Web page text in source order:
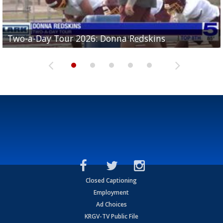
Two-a-Day Tour 2026: Donna Redskins
Two-a-Day Tour 2026: Brownsville Pace Vikings
Two-a-Day Tour 2026: La Joya Coyotes
Two-a-Day Tour 2026: Rio Hondo Bobcats
Two-a-Day Tour 2026: Brownsville St. Joseph
Bloodhounds
Closed Captioning
Employment
Ad Choices
KRGV-TV Public File